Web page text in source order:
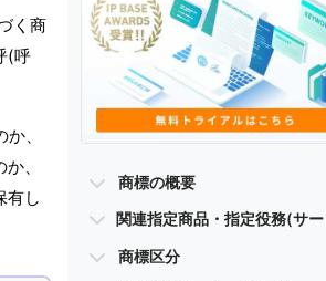
く商
(呼
、
、
有し
商標の概要
関連指定商品・指定役務(サ
商標区分